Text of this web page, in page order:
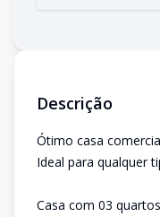
Descrição
Ótimo casa
Ideal para qualquer
Casa com 03